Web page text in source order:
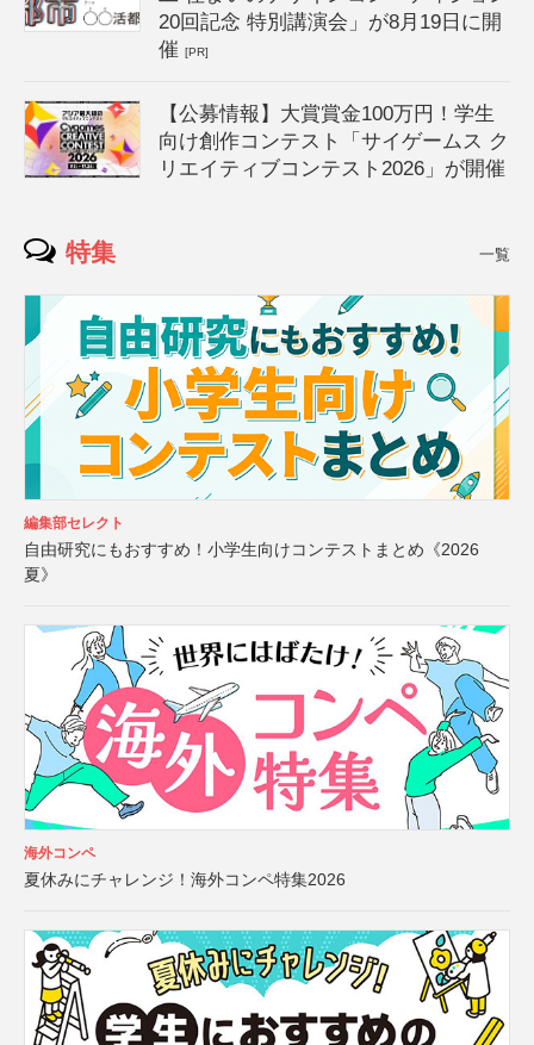
20回記念 特別講演会」が8月19日に開
催[PR]
【公募情報】大賞賞金100万円！学生
向け創作コンテスト「サイゲームス ク
リエイティブコンテスト2026」が開催
特集 一覧
編集部セレクト
自由研究にもおすすめ！小学生向けコンテストまとめ《2026
夏》
海外コンペ
夏休みにチャレンジ！海外コンペ特集2026